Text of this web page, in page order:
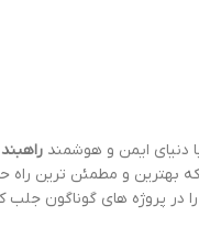
دنیای ایمن و هوشمند راهبند
و مطمئن ترین راه
در پروژه های گوناگون